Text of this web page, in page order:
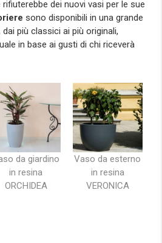
dei nuovi vasi per le sue
sono disponibili in una grande
più classici ai più originali,
in base ai gusti di chi riceverà
da giardino
in resina
ORCHIDEA
Vaso da esterno
in resina
VERONICA